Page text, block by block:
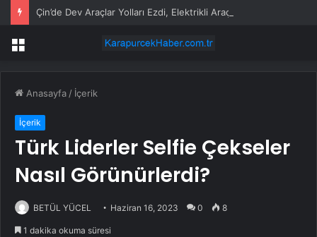
Menü
Anasayfa / İçerik
İçerik
Türk Liderler Selfie Çekseler
Nasıl Görünürlerdi?
BETÜL YÜCEL Haziran 16, 2023 0 8
1 dakika okuma süresi